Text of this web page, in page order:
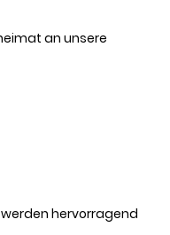
an unsere
hervorragend